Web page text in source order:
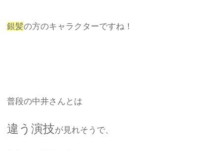
銀髪の方のキャラクターですね！
普段の中井さんとは
違う演技が見れそうで、